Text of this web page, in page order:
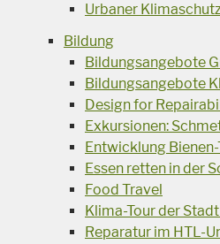
Urbaner
Bildung
Bildungsangebote
Bildungsangebote
Design for
Exkursionen:
Entwicklung
Essen retten in der
Food Travel
Klima-Tour der
Reparatur im HTL-